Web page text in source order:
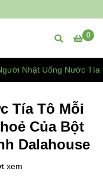
0
Nhật Uống Nước Tía
Tía Tô Mỗi
Của Bột
Dalahouse
xem